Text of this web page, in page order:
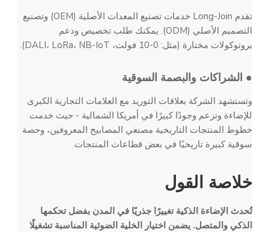
تقدم Long-Join خدمات تصنيع المعدات الأصلية (OEM) وتصنيع
التصميم الأصلي (ODM). يمكنك طلب تخصيص ودعم
بروتوكولات مختارة (مثل: 0-10 فولت، DALI، LoRa، NB-IoT).
● الشراكات والبصمة السوقية
وتستشهد الشركة بعلاقات التوريد مع العلامات التجارية الكبرى
للإضاءة وتزعم وجودًا كبيرًا في أمريكا الشمالية - حيث خدمت
خطوط المنتجات التاريخية مصنعي المصابيح المعروفين، وحصة
سوقية كبيرة تاريخيًا في بعض قطاعات المنتجات.
خلاصة القول
تُحدث الإضاءة الذكية تغييرًا جذريًا في المدن بفضل تحكمها
الذكي والمتصل. يضمن اختيار الخلية الضوئية المناسبة تشغيلًا